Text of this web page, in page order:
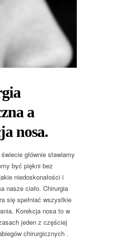
a
nosa.
głównie stawiamy
być piękni bez
niedoskonałości i
nasze ciało. Chirurgia
się spełniać wszystkie
Korekcja nosa to w
jeden z częściej
chirurgicznych .